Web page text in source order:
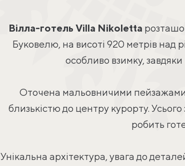
Вілла-готель Villa Nikoletta
Буковелю, на висоті 920 метрів над
особливо взимку,
Оточена мальовничими
близькістю до центру курорту.
робить
Унікальна архітектура, увага до